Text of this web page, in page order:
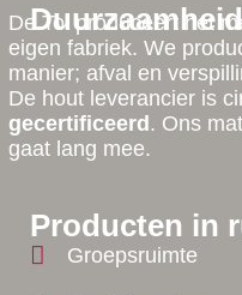
Producten in
Groepsruimte
Duurzaamheid
De Tol produceert het
eigen fabriek. We
manier; afval en
De hout leverancier is
gecertificeerd . Ons
gaat lang mee.